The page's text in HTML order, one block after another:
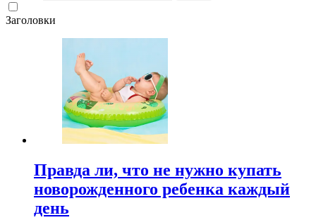
Заголовки
Правда ли, что не нужно купать
новорожденного ребенка каждый
день